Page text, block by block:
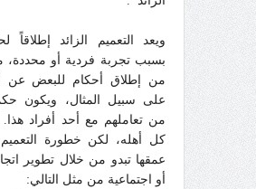
ويعد التعميم الزائد
بسبب تجربة فردية أو محددة،
من إطلاق أحكام للبعض عن
على سبيل المثال، ويكون
من تعاملهم مع أحد أفراد هذا.
كل أهله، لكن خطورة
عمقها تبدو من خلال تطوير
أو اجتماعية من مثل التالي: